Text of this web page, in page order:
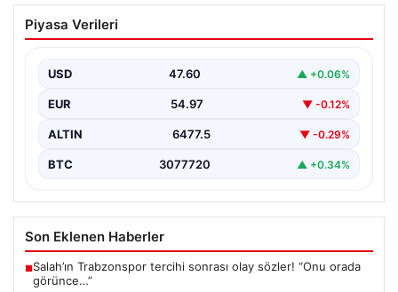
Enflasyon verileri ne zaman
açıklanacak? 2026 TÜİK mart ayı
Piyasa Verileri
USD 47.60 ▲ +0.06%
EUR 54.97 ▼ -0.12%
ALTIN 6477.5 ▼ -0.29%
BTC 3077720 ▲ +0.34%
Son Eklenen Haberler
■Salah’ın Trabzonspor tercihi sonrası olay sözler! “Onu orada
görünce…”